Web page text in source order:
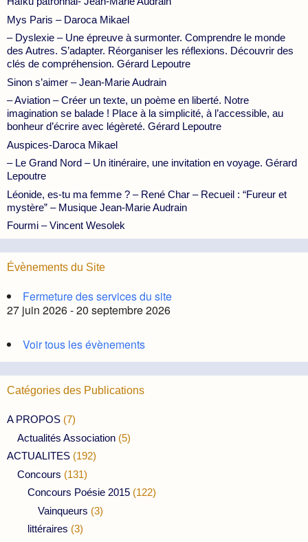
Mys Paris – Daroca Mikael
– Dyslexie – Une épreuve à surmonter. Comprendre le monde
des Autres. S’adapter. Réorganiser les réflexions. Découvrir des
clés de compréhension. Gérard Lepoutre
Sinon s’aimer – Jean-Marie Audrain
– Aviation – Créer un texte, un poème en liberté. Notre
imagination se balade ! Place à la simplicité, à l’accessible, au
bonheur d’écrire avec légèreté. Gérard Lepoutre
Auspices-Daroca Mikael
– Le Grand Nord – Un itinéraire, une invitation en voyage. Gérard
Lepoutre
Léonide, es-tu ma femme ? – René Char – Recueil : “Fureur et
mystère” – Musique Jean-Marie Audrain
Fourmi – Vincent Wesolek
Évènements du Site
Fermeture des services du site
27 juin 2026 - 20 septembre 2026
Voir tous les évènements
Catégories des Publications
A PROPOS (7)
Actualités Association (5)
ACTUALITES (192)
Concours (131)
Concours Poésie 2015 (122)
Vainqueurs (3)
littéraires (3)